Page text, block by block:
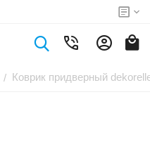
/ Коврик придверный